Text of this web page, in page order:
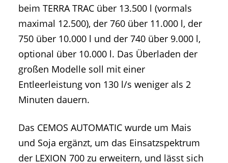
beim TERRA TRAC über 13.500 l (vormals
maximal 12.500), der 760 über 11.000 l, der
750 über 10.000 l und der 740 über 9.000 l,
optional über 10.000 l. Das Überladen der
großen Modelle soll mit einer
Entleerleistung von 130 l/s weniger als 2
Minuten dauern.
Das CEMOS AUTOMATIC wurde um Mais
und Soja ergänzt, um das Einsatzspektrum
der LEXION 700 zu erweitern, und lässt sich